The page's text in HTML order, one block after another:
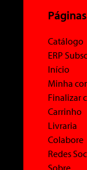
Páginas
Catálogo
ERP
Início
Minha
Finalizar
Carrinho
Livraria
Colabore
Redes